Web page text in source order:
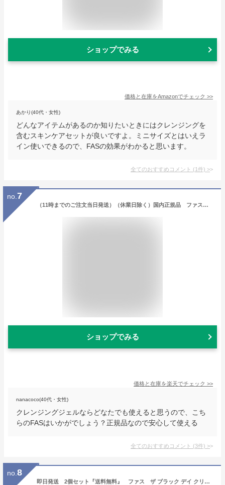
ショップでみる
価格と在庫をAmazonでチェック >>
あかり(40代・女性)
どんなアイテムがあるのか知りたいときにはクレンジングを
含むスキンケアセットが良いですよ。ミニサイズとはいえラ
イン使いできるので、FASの効果がわかると思います。
全てのおすすめコメント (1件) >
no. 7
（11時までのご注文当日発送）（休業日除く）国内正規品 ファス（FAS）ザ クリア クレンジングジェル 180mL／クレンジングジェル
ショップでみる
価格と在庫を楽天でチェック >>
nanacoco(40代・女性)
クレンジングジェルならどなたでも使えると思うので、こち
らのFASはいかがでしょう？正規品なので安心して使える
全てのおすすめコメント (3件) >
no. 8
即日発送 2個セット『送料無料』 ファス ザ ブラック デイ クリーム / SPF50+ / PA++++ / 40g / ベタつかない FAS 日焼け止め 日焼け止めクリーム ブラック デイ クリーム